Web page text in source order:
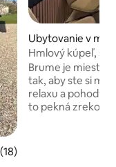
ohodnotenie 5
Ubytovanie v
Hmlový kúpeľ,
historickom
Brume je miesto
tak, aby ste si
relaxu a pohody
to pekná